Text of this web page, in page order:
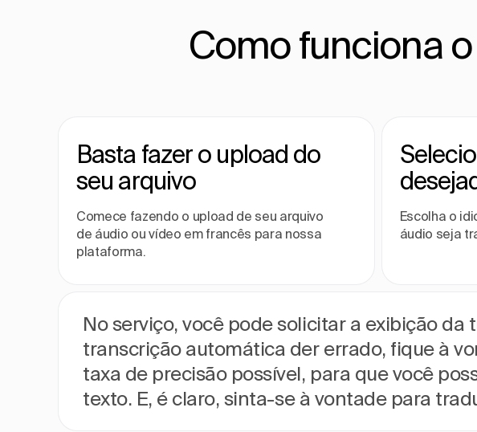
Como funciona
Basta fazer o upload do
seu arquivo
Comece fazendo o upload de seu arquivo
de áudio ou vídeo em francês para nossa
plataforma.
Escolha o
áudio seja
No serviço, você pode solicitar a exibição
transcrição automática der errado, fique à
taxa de precisão possível, para que você
texto. E, é claro, sinta-se à vontade para